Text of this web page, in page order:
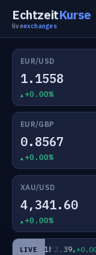
EchtzeitKurse
liveexchanges
EUR/USD
1.1558
+0.00%
EUR/GBP
0.8567
+0.00%
XAU/USD
4,341.60
+0.00%
LIVE
EUR/JPY 182.39 +0.00%